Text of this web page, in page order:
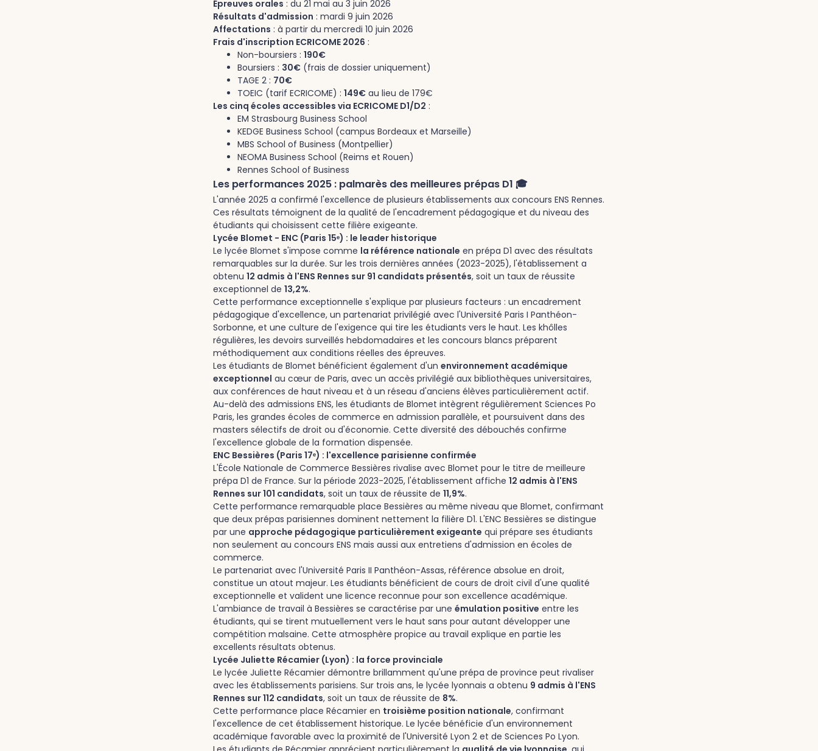
Épreuves orales : du 21 mai au 3 juin 2026
Résultats d'admission : mardi 9 juin 2026
Affectations : à partir du mercredi 10 juin 2026
Frais d'inscription ECRICOME 2026 :
Non-boursiers : 190€
Boursiers : 30€ (frais de dossier uniquement)
TAGE 2 : 70€
TOEIC (tarif ECRICOME) : 149€ au lieu de 179€
Les cinq écoles accessibles via ECRICOME D1/D2 :
EM Strasbourg Business School
KEDGE Business School (campus Bordeaux et Marseille)
MBS School of Business (Montpellier)
NEOMA Business School (Reims et Rouen)
Rennes School of Business
Les performances 2025 : palmarès des meilleures prépas D1 🎓
L'année 2025 a confirmé l'excellence de plusieurs établissements aux concours ENS Rennes.
Ces résultats témoignent de la qualité de l'encadrement pédagogique et du niveau des
étudiants qui choisissent cette filière exigeante.
Lycée Blomet - ENC (Paris 15ᵉ) : le leader historique
Le lycée Blomet s'impose comme la référence nationale en prépa D1 avec des résultats
remarquables sur la durée. Sur les trois dernières années (2023-2025), l'établissement a
obtenu 12 admis à l'ENS Rennes sur 91 candidats présentés, soit un taux de réussite
exceptionnel de 13,2%.
Cette performance exceptionnelle s'explique par plusieurs facteurs : un encadrement
pédagogique d'excellence, un partenariat privilégié avec l'Université Paris I Panthéon-
Sorbonne, et une culture de l'exigence qui tire les étudiants vers le haut. Les khôlles
régulières, les devoirs surveillés hebdomadaires et les concours blancs préparent
méthodiquement aux conditions réelles des épreuves.
Les étudiants de Blomet bénéficient également d'un environnement académique
exceptionnel au cœur de Paris, avec un accès privilégié aux bibliothèques universitaires,
aux conférences de haut niveau et à un réseau d'anciens élèves particulièrement actif.
Au-delà des admissions ENS, les étudiants de Blomet intègrent régulièrement Sciences Po
Paris, les grandes écoles de commerce en admission parallèle, et poursuivent dans des
masters sélectifs de droit ou d'économie. Cette diversité des débouchés confirme
l'excellence globale de la formation dispensée.
ENC Bessières (Paris 17ᵉ) : l'excellence parisienne confirmée
L'École Nationale de Commerce Bessières rivalise avec Blomet pour le titre de meilleure
prépa D1 de France. Sur la période 2023-2025, l'établissement affiche 12 admis à l'ENS
Rennes sur 101 candidats, soit un taux de réussite de 11,9%.
Cette performance remarquable place Bessières au même niveau que Blomet, confirmant
que deux prépas parisiennes dominent nettement la filière D1. L'ENC Bessières se distingue
par une approche pédagogique particulièrement exigeante qui prépare ses étudiants
non seulement au concours ENS mais aussi aux entretiens d'admission en écoles de
commerce.
Le partenariat avec l'Université Paris II Panthéon-Assas, référence absolue en droit,
constitue un atout majeur. Les étudiants bénéficient de cours de droit civil d'une qualité
exceptionnelle et valident une licence reconnue pour son excellence académique.
L'ambiance de travail à Bessières se caractérise par une émulation positive entre les
étudiants, qui se tirent mutuellement vers le haut sans pour autant développer une
compétition malsaine. Cette atmosphère propice au travail explique en partie les
excellents résultats obtenus.
Lycée Juliette Récamier (Lyon) : la force provinciale
Le lycée Juliette Récamier démontre brillamment qu'une prépa de province peut rivaliser
avec les établissements parisiens. Sur trois ans, le lycée lyonnais a obtenu 9 admis à l'ENS
Rennes sur 112 candidats, soit un taux de réussite de 8%.
Cette performance place Récamier en troisième position nationale, confirmant
l'excellence de cet établissement historique. Le lycée bénéficie d'un environnement
académique favorable avec la proximité de l'Université Lyon 2 et de Sciences Po Lyon.